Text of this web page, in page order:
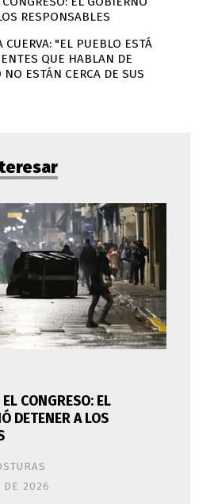
RESPONSABLES
CUERVA: "EL PUEBLO ESTÁ
QUE HABLAN DE
NO ESTÁN CERCA DE SUS
CONGRESO: EL
DETENER A LOS
DE 2026